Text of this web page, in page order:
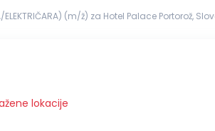
ELEKTRIČARA) (m/ž) za Hotel Palace Portorož,
lokacije